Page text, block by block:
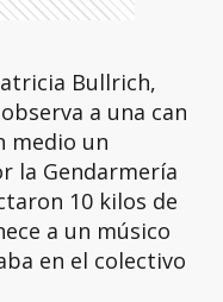
Bullrich,
a una can
medio un
la Gendarmería
10 kilos de
a un músico
en el colectivo